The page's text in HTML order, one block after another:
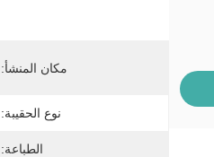
مكان المنشأ:
نوع الحقيبة:
الطباعة: